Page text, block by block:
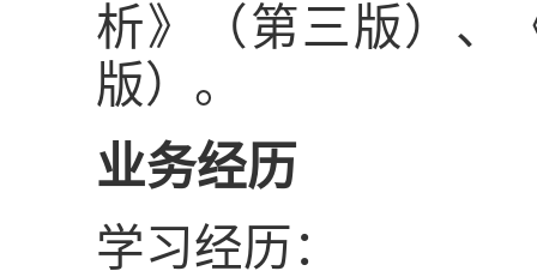
析》（第三版）、
版）。
业务经历
学习经历：